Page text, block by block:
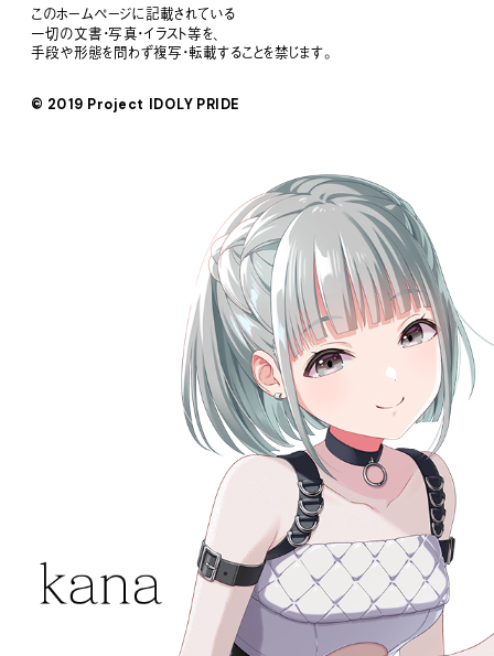
このホームページに記載されている
一切の文書・写真・イラスト等を、
手段や形態を問わず複写・転載することを禁じます。
© 2019 Project IDOLY PRIDE